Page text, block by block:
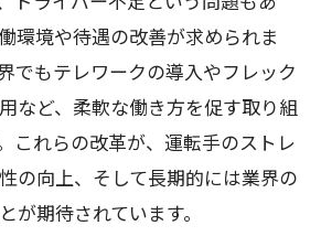
環境や待遇の改善が求められま
でもテレワークの導入やフレック
など、柔軟な働き方を促す取り組
これらの改革が、運転手のストレ
の向上、そして長期的には業界の
が期待されています。